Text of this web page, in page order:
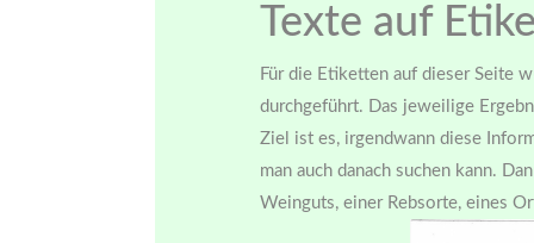
Texte auf
Für die Etiketten auf dieser Seite
durchgeführt. Das jeweilige
Ziel ist es, irgendwann diese
man auch danach suchen kann.
Weinguts, einer Rebsorte, eines